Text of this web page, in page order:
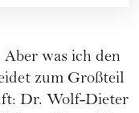
Aber was ich den
zum Großteil
Dr. Wolf-Dieter